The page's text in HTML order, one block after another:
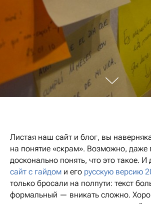
Листая наш сайт и блог, вы
на понятие «скрам». Возможно, даже
досконально понять, что это такое.
сайт с гайдом и его русскую версию
только бросали на полпути: текст
формальный — вникать сложно.